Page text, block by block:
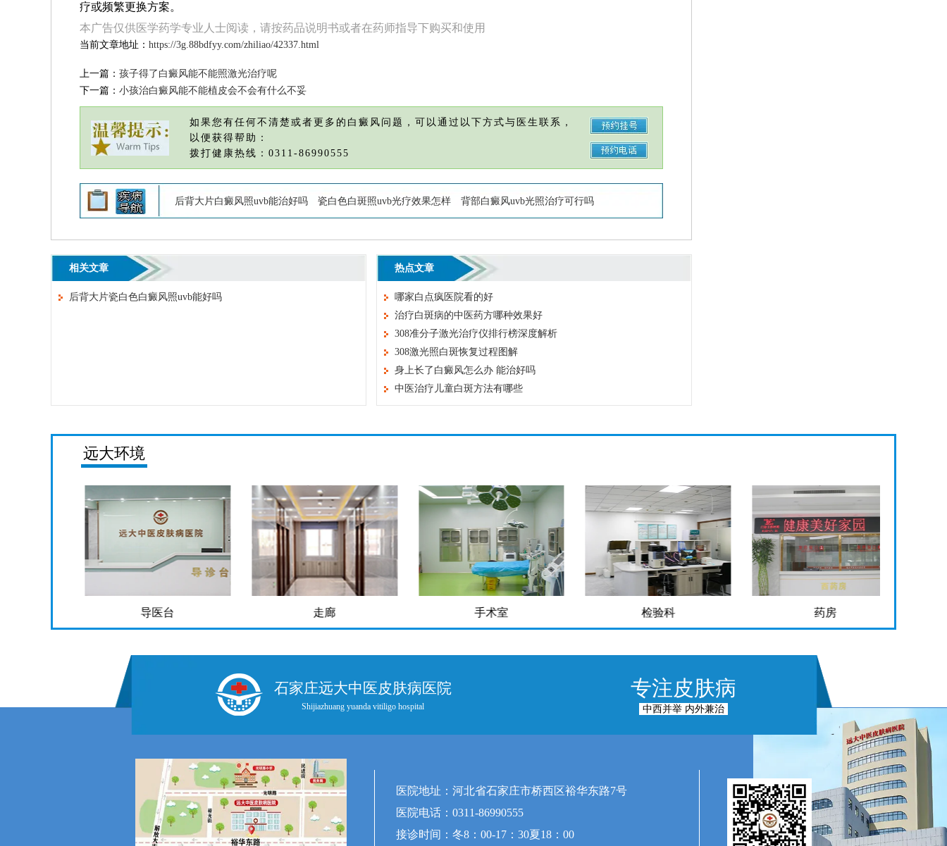
疗或频繁更换方案。
本广告仅供医学药学专业人士阅读，请按药品说明书或者在药师指导下购买和使用
当前文章地址： https://3g.88bdfyy.com/zhiliao/42337.html
上一篇： 孩子得了白癜风能不能照激光治疗呢
下一篇： 小孩治白癜风能不能植皮会不会有什么不妥
如果您有任何不清楚或者更多的白癜风问题，可以通过以下方式与医生联系，
以便获得帮助：
拨打健康热线：0311-86990555
后背大片白癜风照uvb能治好吗 瓷白色白斑照uvb光疗效果怎样 背部白癜风uvb光照治疗可行吗
相关文章
后背大片瓷白色白癜风照uvb能好吗
热点文章
哪家白点疯医院看的好
治疗白斑病的中医药方哪种效果好
308准分子激光治疗仪排行榜深度解析
308激光照白斑恢复过程图解
身上长了白癜风怎么办 能治好吗
中医治疗儿童白斑方法有哪些
远大环境
导医台 走廊 手术室 检验科 药房
石家庄远大中医皮肤病医院
Shijiazhuang yuanda vitiligo hospital
专注皮肤病
中西并举 内外兼治
医院地址：河北省石家庄市桥西区裕华东路7号
医院电话：0311-86990555
接诊时间：冬8：00-17：30夏18：00